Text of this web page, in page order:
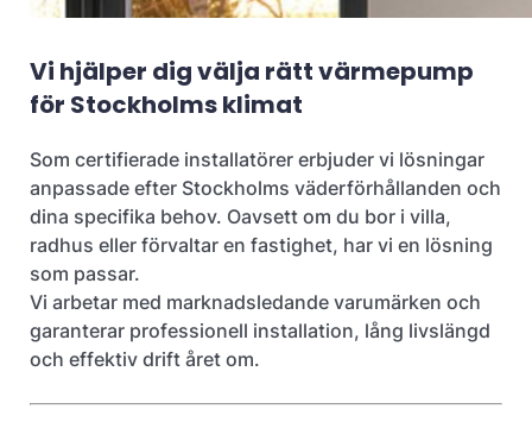
Vi hjälper dig välja rätt värmepump
för Stockholms klimat
Som certifierade installatörer erbjuder vi lösningar
anpassade efter Stockholms väderförhållanden och
dina specifika behov. Oavsett om du bor i villa,
radhus eller förvaltar en fastighet, har vi en lösning
som passar.​
Vi arbetar med marknadsledande varumärken och
garanterar professionell installation, lång livslängd
och effektiv drift året om.​